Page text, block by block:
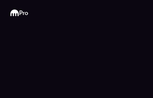
Kraken
Pro